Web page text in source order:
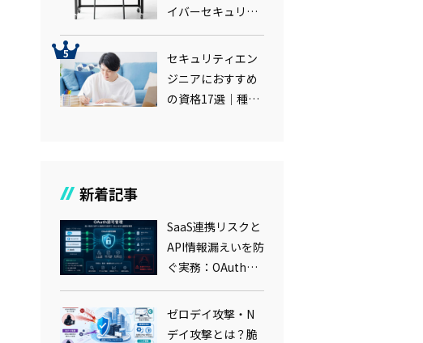
イバーセキュリ
ティ演習FIREとは
セキュリティエン
ジニアにおすすめ
の資格17選｜種類
新着記事
SaaS連携リスクと
API情報漏えいを防
ぐ実務：OAuth認
可管理・最小権
限・棚卸しの要点
ゼロデイ攻撃・N
デイ攻撃とは？脆